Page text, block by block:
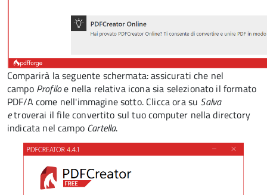
Comparirà la seguente schermata: assicurati che nel
campo Profiloe nella relativa icona sia selezionato il formato
PDF/A come nell'immagine sotto. Clicca ora su Salva
etroverai il file convertito sul tuo computer nella directory
indicata nel campo Cartella.